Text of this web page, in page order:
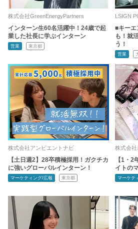
株式会社GreenEnergyPartners
インターン生60名活躍中！24歳で起
業した社長に学ぶインターン
営業 東京都
LSIGN
■キーエ
も！就
う！
営業
株式会社アンビエントナビ
【土日週2】28卒積極採用！ガクチカ
に強いグローバルインターン！
マーケティング/広報 東京都
株式会
【1・
イトの
マーケテ